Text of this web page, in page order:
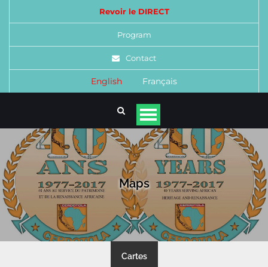
Revoir le DIRECT
Program
Contact
English Français
Maps
Cartes